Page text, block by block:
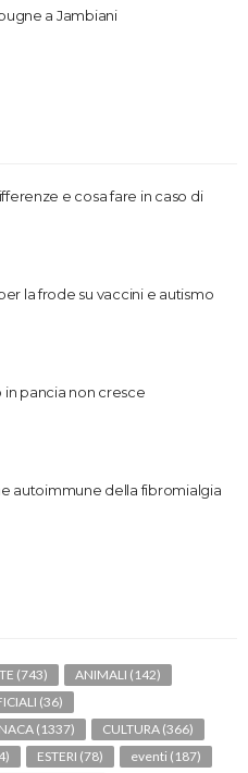
a Jambiani
e cosa fare in caso di
la frode su vaccini e autismo
pancia non cresce
autoimmune della fibromialgia
(743) ANIMALI (142)
(36)
(1337) CULTURA (366)
ESTERI (78) eventi (187)